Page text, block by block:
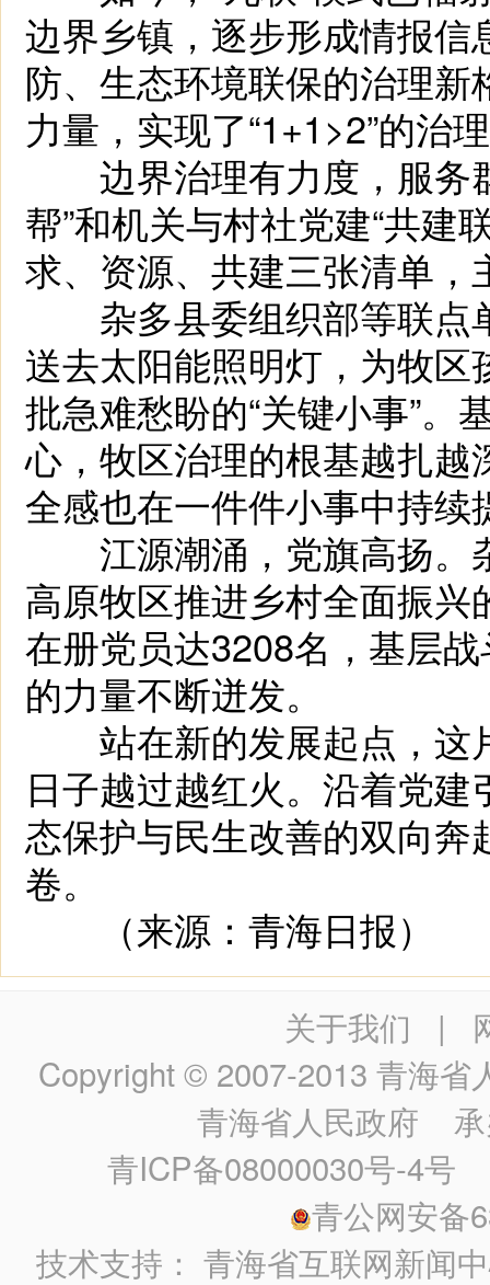
边界乡镇，逐步形成情报
防、生态环境联保的治理新
力量，实现了“1+1>2”的治
边界治理有力度，服务
帮”和机关与村社党建“共建
求、资源、共建三张清单，
杂多县委组织部等联点
送去太阳能照明灯，为牧
批急难愁盼的“关键小事”。
心，牧区治理的根基越扎
全感也在一件件小事中持续
江源潮涌，党旗高扬。
高原牧区推进乡村全面振
在册党员达3208名，基层
的力量不断迸发。
站在新的发展起点，这
日子越过越红火。沿着党
态保护与民生改善的双向
卷。
（来源：青海日报）
关于我们 |
Copyright © 2007-2013 青海省
青海省人民政府 承
青ICP备08000030号-4号
青公网安备
技术支持：青海省互联网新闻